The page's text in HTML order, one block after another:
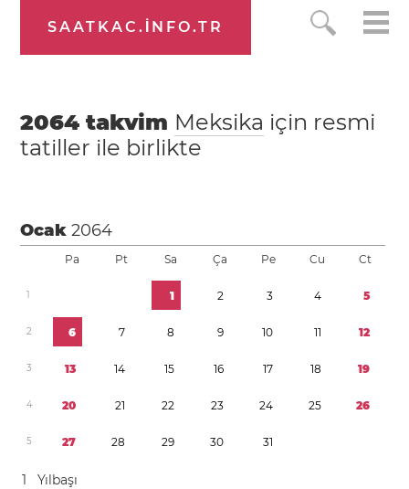
SAATKAC.INFO.TR
2064 takvim Meksika için resmi
tatiller ile birlikte
Ocak2064
Pa Pt Sa Ça Pe Cu Ct
1 1 2 3 4 5
2 6 7 8 9 10 11 12
3 13 14 15 16 17 18 19
4 20 21 22 23 24 25 26
5 27 28 29 30 31
1
Yılbaşı